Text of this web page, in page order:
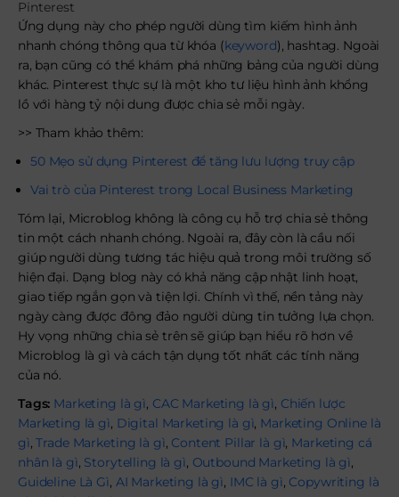
Pinterest
Ứng dụng này cho phép người dùng tìm kiếm hình ảnh
nhanh chóng thông qua từ khóa (keyword), hashtag. Ngoài
ra, bạn cũng có thể khám phá những bảng của người dùng
khác. Pinterest thực sự là một kho tư liệu hình ảnh khổng
lồ với hàng tỷ nội dung được chia sẻ mỗi ngày.
>> Tham khảo thêm:
50 Mẹo sử dụng Pinterest để tăng lưu lượng truy cập
Vai trò của Pinterest trong Local Business Marketing
Tóm lại, Microblog không là công cụ hỗ trợ chia sẻ thông
tin một cách nhanh chóng. Ngoài ra, đây còn là cầu nối
giúp người dùng tương tác hiệu quả trong môi trường số
hiện đại. Dạng blog này có khả năng cập nhật linh hoạt,
giao tiếp ngắn gọn và tiện lợi. Chính vì thế, nền tảng này
ngày càng được đông đảo người dùng tin tưởng lựa chọn.
Hy vọng những chia sẻ trên sẽ giúp bạn hiểu rõ hơn về
Microblog là gì và cách tận dụng tốt nhất các tính năng
của nó.
Tags: Marketing là gì, CAC Marketing là gì, Chiến lược
Marketing là gì, Digital Marketing là gì, Marketing Online là
gì,Trade Marketing là gì, Content Pillar là gì, Marketing cá
nhân là gì, Storytelling là gì, Outbound Marketing là gì,
Guideline Là Gì, AI Marketing là gì, IMC là gì, Copywriting là